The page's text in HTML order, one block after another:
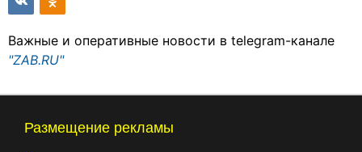
Важные и оперативные новости в telegram-канале
"ZAB.RU"
Размещение рекламы